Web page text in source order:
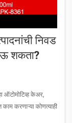
निवड
शकता?
ऑटोमोटिव्ह केअर,
करणाऱ्या कोणत्याही
एकल-एकक खरेदीपेक्षा